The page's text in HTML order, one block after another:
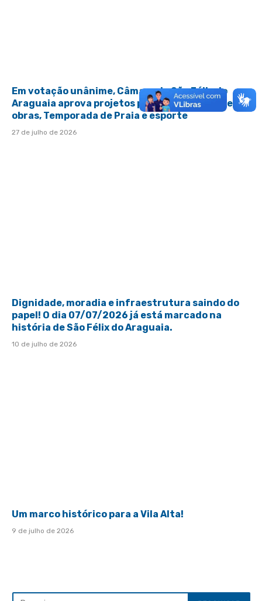
Em votação unânime, Câmara de São Félix do
Araguaia aprova projetos para aporte financeiro,
obras, Temporada de Praia e esporte
27 de julho de 2026
Dignidade, moradia e infraestrutura saindo do
papel! O dia 07/07/2026 já está marcado na
história de São Félix do Araguaia.
10 de julho de 2026
Um marco histórico para a Vila Alta!
9 de julho de 2026